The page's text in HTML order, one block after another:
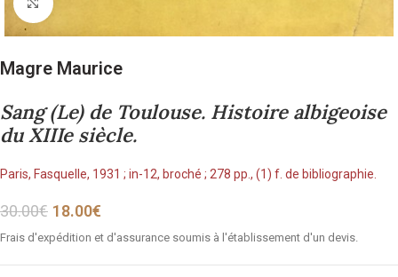
Cliquez pour agrandir
Magre Maurice
Sang (Le) de Toulouse. Histoire albigeoise
du XIIIe siècle.
Paris, Fasquelle, 1931 ; in-12, broché ; 278 pp., (1) f. de bibliographie.
30.00€ 18.00€
Frais d'expédition et d'assurance soumis à l'établissement d'un devis.